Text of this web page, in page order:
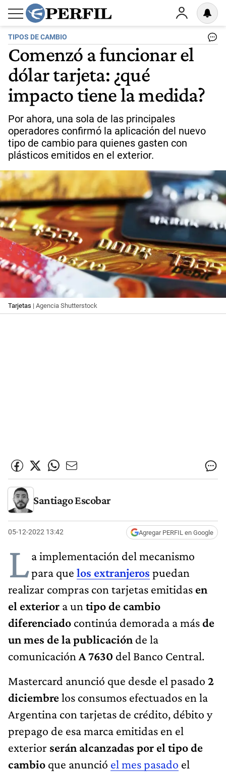
TIPOS DE CAMBIO
Comenzó a funcionar el
dólar tarjeta: ¿qué
impacto tiene la medida?
Por ahora, una sola de las principales
operadores confirmó la aplicación del nuevo
tipo de cambio para quienes gasten con
plásticos emitidos en el exterior.
Tarjetas | Agencia Shutterstock
Santiago Escobar
05-12-2022 13:42 Agregar PERFIL en Google
La implementación del mecanismo
para que los extranjeros puedan
realizar compras con tarjetas emitidas en
el exterior a un tipo de cambio
diferenciado continúa demorada a másde
un mes de la publicación de la
comunicación A 7630 del Banco Central.
Mastercard anunció que desde el pasado 2
diciembrelos consumos efectuados en la
Argentina con tarjetas de crédito, débito y
prepago de esa marca emitidas en el
exterior serán alcanzadas por el tipo de
cambio que anunció el mes pasado el